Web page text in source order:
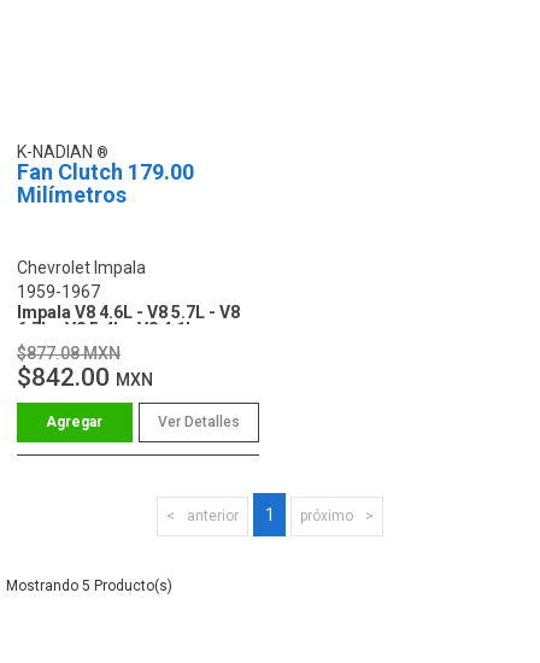
K-NADIAN
Fan Clutch 179.00
Milímetros
Chevrolet Impala
1959-1967
Impala V8 4.6L - V8 5.7L - V8
6.7L - V8 5.4L - V8 4.1L
$877.08 MXN
$842.00 MXN
Ver Detalles
anterior 1 próximo
5